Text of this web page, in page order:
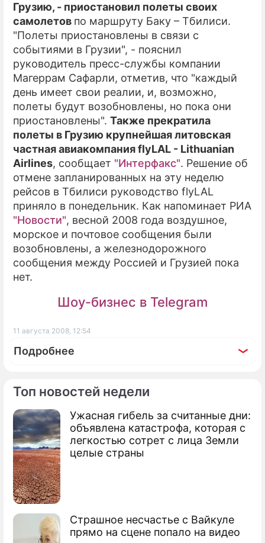
Топ новостей недели
Ужасная гибель за считанные дни:
объявлена катастрофа, которая с
легкостью сотрет с лица Земли
целые страны
Страшное несчастье с Вайкуле
прямо на сцене попало на видео
Грузию, - приостановил полеты своих
самолетов по маршруту Баку – Тбилиси.
"Полеты приостановлены в связи с
событиями в Грузии", - пояснил
руководитель пресс-службы компании
Магеррам Сафарли, отметив, что "каждый
день имеет свои реалии, и, возможно,
полеты будут возобновлены, но пока они
приостановлены". Также прекратила
полеты в Грузию крупнейшая литовская
частная авиакомпания flyLAL - Lithuanian
Airlines, сообщает "Интерфакс". Решение об
отмене запланированных на эту неделю
рейсов в Тбилиси руководство flyLAL
приняло в понедельник. Как напоминает РИА
"Новости", весной 2008 года воздушное,
морское и почтовое сообщения были
возобновлены, а железнодорожного
сообщения между Россией и Грузией пока
нет.
Шоу-бизнес в Telegram
11 августа 2008, 12:54
Подробнее
По теме
В Грузию стягивают войска из Ирака
Американцы спешно покидают Тбилиси
Война на Кавказе. Хроника событий